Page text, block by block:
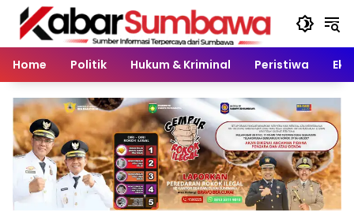
Langsung
konten
Home
Politik Hukum & Kriminal Peristiwa